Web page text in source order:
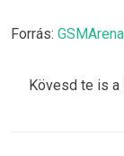
Forrás: GSMArena
Kövesd te is a